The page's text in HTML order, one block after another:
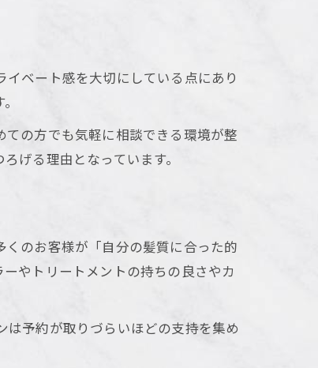
ベート感を大切にしている点にあり
の方でも気軽に相談できる環境が整
げる理由となっています。
のお客様が「自分の髪質に合った的
やトリートメントの持ちの良さやカ
予約が取りづらいほどの支持を集め